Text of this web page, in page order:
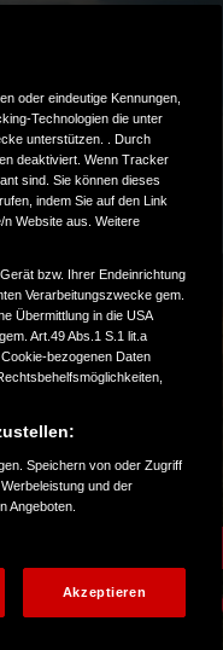
oder eindeutige Kennungen,
Technologien die unter
unterstützen. . Durch
deaktiviert. Wenn Tracker
sind. Sie können dieses
indem Sie auf den Link
Website aus. Weitere
bzw. Ihrer Endeinrichtung
Verarbeitungszwecke gem.
Übermittlung in die USA
Art.49 Abs.1 S.1 lit.a
bezogenen Daten
Speichern von oder Zugriff
und der
Angeboten.
Akzeptieren